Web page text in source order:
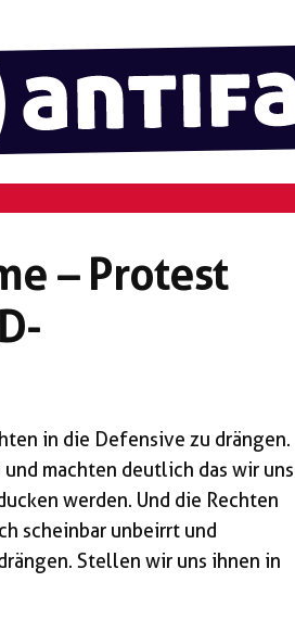
– Protest
in die Defensive zu drängen.
machten deutlich das wir uns
werden. Und die Rechten
scheinbar unbeirrt und
Stellen wir uns ihnen in